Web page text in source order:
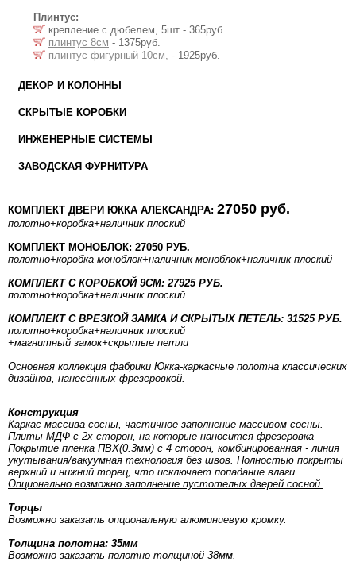
Плинтус:
крепление с дюбелем, 5шт - 365руб.
плинтус 8см - 1375руб.
плинтус фигурный 10см, - 1925руб.
ДЕКОР И КОЛОННЫ
СКРЫТЫЕ КОРОБКИ
ИНЖЕНЕРНЫЕ СИСТЕМЫ
ЗАВОДСКАЯ ФУРНИТУРА
КОМПЛЕКТ ДВЕРИ ЮККА АЛЕКСАНДРА: 27050 руб.
полотно+коробка+наличник плоский
КОМПЛЕКТ МОНОБЛОК: 27050 РУБ.
полотно+коробка моноблок+наличник моноблок+наличник плоский
КОМПЛЕКТ С КОРОБКОЙ 9СМ: 27925 РУБ.
полотно+коробка+наличник плоский
КОМПЛЕКТ С ВРЕЗКОЙ ЗАМКА И СКРЫТЫХ ПЕТЕЛЬ: 31525 РУБ.
полотно+коробка+наличник плоский
+магнитный замок+скрытые петли
Основная коллекция фабрики Юкка-каркасные полотна классических
дизайнов, нанесённых фрезеровкой.
Конструкция
Каркас массива сосны, частичное заполнение массивом сосны.
Плиты МДФ с 2х сторон, на которые наносится фрезеровка
Покрытие пленка ПВХ(0.3мм) с 4 сторон, комбинированная - линия
укутывания/вакуумная технология без швов. Полностью покрыты
верхний и нижний торец, что исключает попадание влаги.
Опционально возможно заполнение пустотелых дверей сосной.
Торцы
Возможно заказать опциональную алюминиевую кромку.
Толщина полотна: 35мм
Возможно заказать полотно толщиной 38мм.